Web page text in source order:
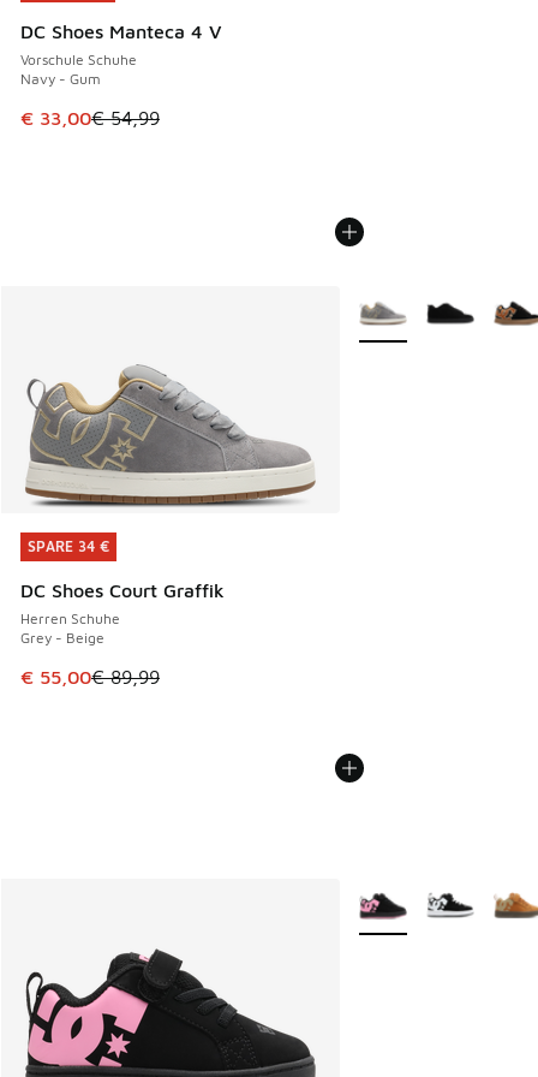
DC Shoes Manteca 4 V
Vorschule Schuhe
Navy - Gum
Dieser Artikel ist im Sale. Der Preis ist von € 54,99 auf €
€ 33,00€ 54,99
SPARE 34 €
DC Shoes Court Graffik
Herren Schuhe
Grey - Beige
Dieser Artikel ist im Sale. Der Preis ist von € 89,99 auf €
€ 55,00€ 89,99
SPARE 34 €
Weitere Farben
Weitere Farben